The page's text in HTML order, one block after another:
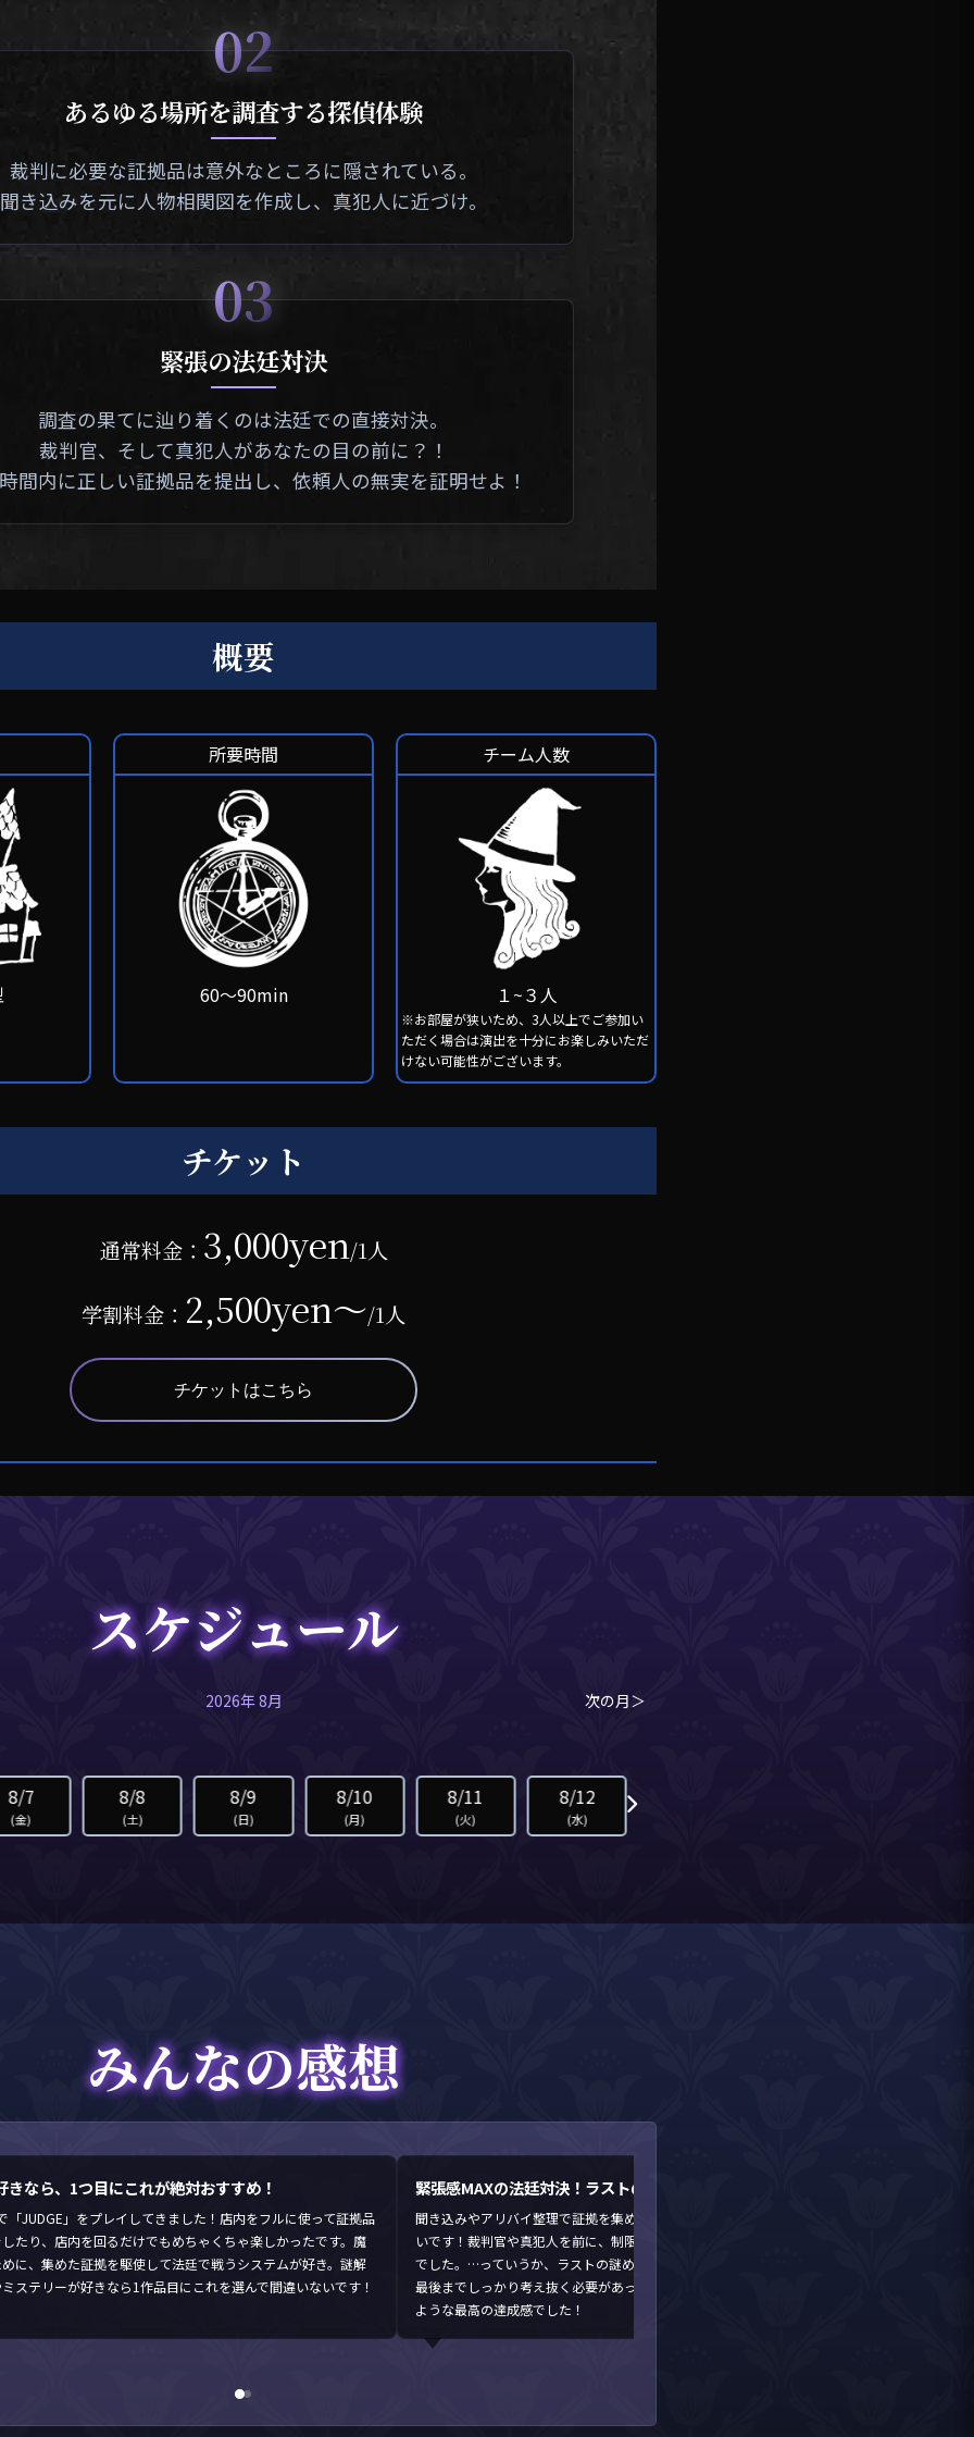
02
あるゆる場所を調査する探偵体験
裁判に必要な証拠品は意外なところに隠されている。
聞き込みを元に人物相関図を作成し、真犯人に近づけ。
03
緊張の法廷対決
調査の果てに辿り着くのは法廷での直接対決。
裁判官、そして真犯人があなたの目の前に？！
間内に正しい証拠品を提出し、依頼人の無実を証明せよ！
概要
所要時間
60〜90min
チーム人数
１~３人
※お部屋が狭いため、3人以上でご参加い
ただく場合は演出を十分にお楽しみいただ
けない可能性がございます。
チケット
通常料金： 3,000yen/1人
学割料金： 2,500yen～/1人
チケットはこちら
スケジュール
2026年 8月 次の月＞
8/7
(金)
8/8
(土)
8/9
(日)
8/10
(月)
8/11
(火)
8/12
(水)
みんなの感想
きなら、1つ目にこれが絶対おすすめ！
「JUDGE」をプレイしてきました！店内をフルに使って証拠品
たり、店内を回るだけでもめちゃくちゃ楽しかったです。魔
に、集めた証拠を駆使して法廷で戦うシステムが好き。謎解
ステリーが好きなら1作品目にこれを選んで間違いないです！
緊張感MAXの法廷対決！ラストの難易度が最高！
聞き込みやアリバイ整理で証拠を集めて、最後に法廷で直接対決する流れが最高に熱
いです！裁判官や真犯人を前に、制限時間内に証拠を突きつける瞬間は心臓バクバク
でした。…っていうか、ラストの謎めちゃくちゃ難しくないですか！？（笑）
最後までしっかり考え抜く必要があって、ミステリー小説の解決編を自分でやっている
ような最高の達成感でした！